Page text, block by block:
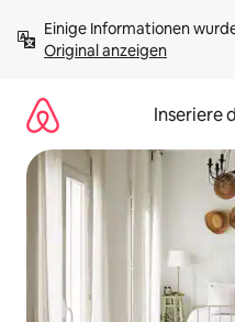
Inhalten
springenOriginal anzeigen
Inseriere